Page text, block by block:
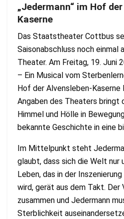
„Jedermann“ im Hof
Kaserne
Das Staatstheater Cottbus
Saisonabschluss noch einmal
Theater. Am Freitag, 19. Juni
– Ein Musical vom
Hof der Alvensleben-Kaserne
Angaben des Theaters bringt
Himmel und Hölle in
bekannte Geschichte in eine
Im Mittelpunkt steht
glaubt, dass sich die Welt nur
Leben, das in der
wird, gerät aus dem Takt. Der
zusammen und Jedermann
Sterblichkeit